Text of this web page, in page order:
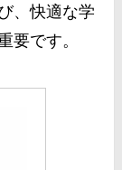
、快適な学
要です。